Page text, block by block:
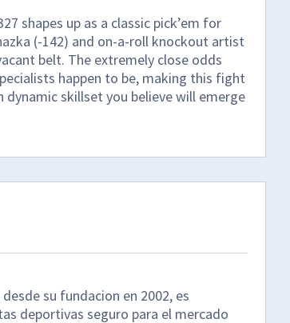
shapes up as a classic pick’em for
(-142) and on-a-roll knockout artist
belt. The extremely close odds
happen to be, making this fight
skillset you believe will emerge
su fundacion en 2002, es
deportivas seguro para el mercado